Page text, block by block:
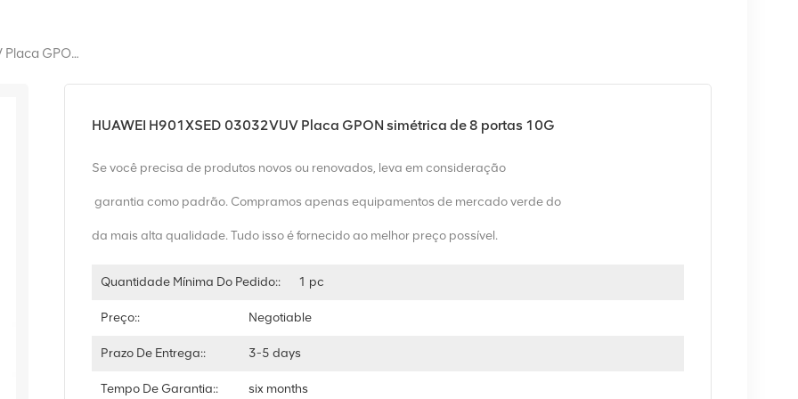
HUAWEI H901XSED 03032VUV Placa GPON Simétrica De 8 Portas 10G
HUAWEI H901XSED 03032VUV Placa GPON simétrica de 8 portas 10G
Se você precisa de produtos novos ou renovados, leva em consideração
garantia como padrão. Compramos apenas equipamentos de mercado verde do
da mais alta qualidade. Tudo isso é fornecido ao melhor preço possível.
Quantidade Mínima Do Pedido:: 1 pc
Preço:: Negotiable
Prazo De Entrega:: 3-5 days
Tempo De Garantia:: six months